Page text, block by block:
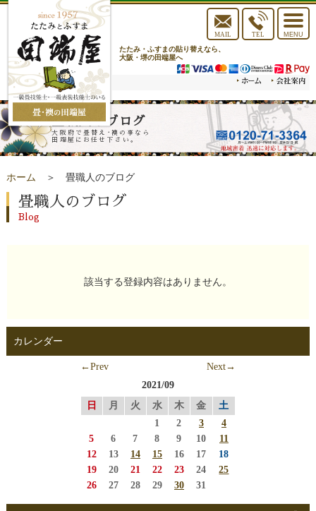
MAIL TEL
toggle
MENU
たたみ・ふすまの貼り替えなら、
大阪・堺の田端屋へ
畳職人のブログ
大阪府で畳替え･襖の事なら
田端屋にお任せ下さい。
ホーム ＞ 畳職人のブログ
畳職人のブログ
Blog
該当する登録内容はありません。
カレンダー
←Prev
Next→
2021/09
日
月 火 水 木 金
土
1
2 3
4
5
6 7 8 9 10
11
12
13 14 15 16 17
18
19
20 21 22 23 24
25
26
27 28 29 30 31